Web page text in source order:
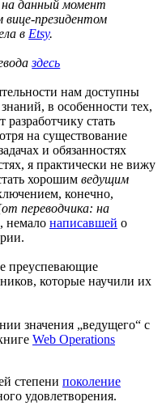
данный момент
президентом
в Etsy.
здесь
нам доступны
в особенности тех,
разработчику стать
на существование
и обязанностях
я практически не вижу
хорошим ведущим
конечно,
переводчика: на
, немало написавшей о
преуспевающие
которые научили их
значения „ведущего“ с
Web Operations
степени поколение
удовлетворения.